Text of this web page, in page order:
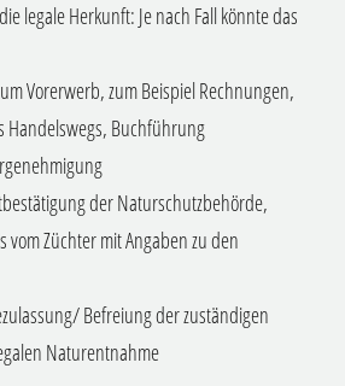
legale Herkunft: Je nach Fall könnte das
Vorerwerb, zum Beispiel Rechnungen,
Handelswegs, Buchführung
der Naturschutzbehörde,
vom Züchter mit Angaben zu den
Befreiung der zuständigen
Naturentnahme